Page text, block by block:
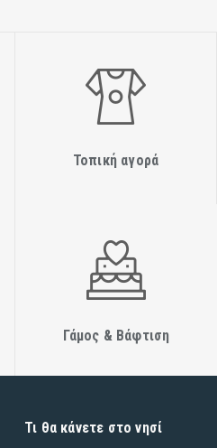
Τοπική αγορά
Γάμος & Βάφτιση
Τι θα κάνετε στο νησί